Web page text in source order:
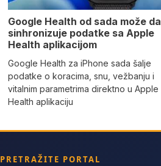
Google Health od sada može da
sinhronizuje podatke sa Apple
Health aplikacijom
Google Health za iPhone sada šalje
podatke o koracima, snu, vežbanju i
vitalnim parametrima direktno u Apple
Health aplikaciju
PRETRAŽITE PORTAL